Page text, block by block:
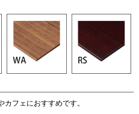
フェにおすすめです。